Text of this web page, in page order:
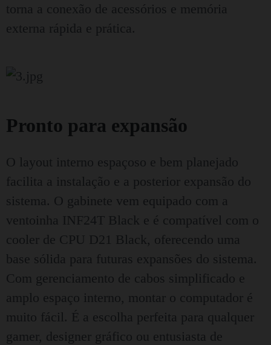
torna a conexão de acessórios e memória
externa rápida e prática.
Pronto para expansão
O layout interno espaçoso e bem planejado
facilita a instalação e a posterior expansão do
sistema. O gabinete vem equipado com a
ventoinha INF24T Black e é compatível com o
cooler de CPU D21 Black, oferecendo uma
base sólida para futuras expansões do sistema.
Com gerenciamento de cabos simplificado e
amplo espaço interno, montar o computador é
muito fácil. É a escolha perfeita para qualquer
gamer, designer gráfico ou entusiasta de